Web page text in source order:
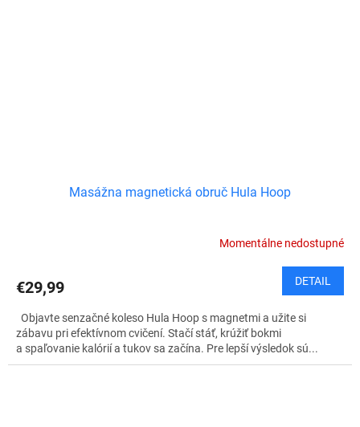
Masážna magnetická obruč Hula Hoop
Momentálne nedostupné
€29,99 DETAIL
Objavte senzačné koleso Hula Hoop s magnetmi a užite si
zábavu pri efektívnom cvičení. Stačí stáť, krúžiť bokmi
a spaľovanie kalórií a tukov sa začína. Pre lepší výsledok sú...